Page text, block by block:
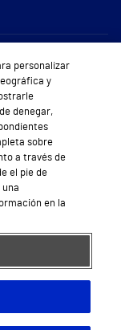
trabajo
web Protección de datos
personalizar
y
denegar,
sobre
a través de
el pie de
una
en la